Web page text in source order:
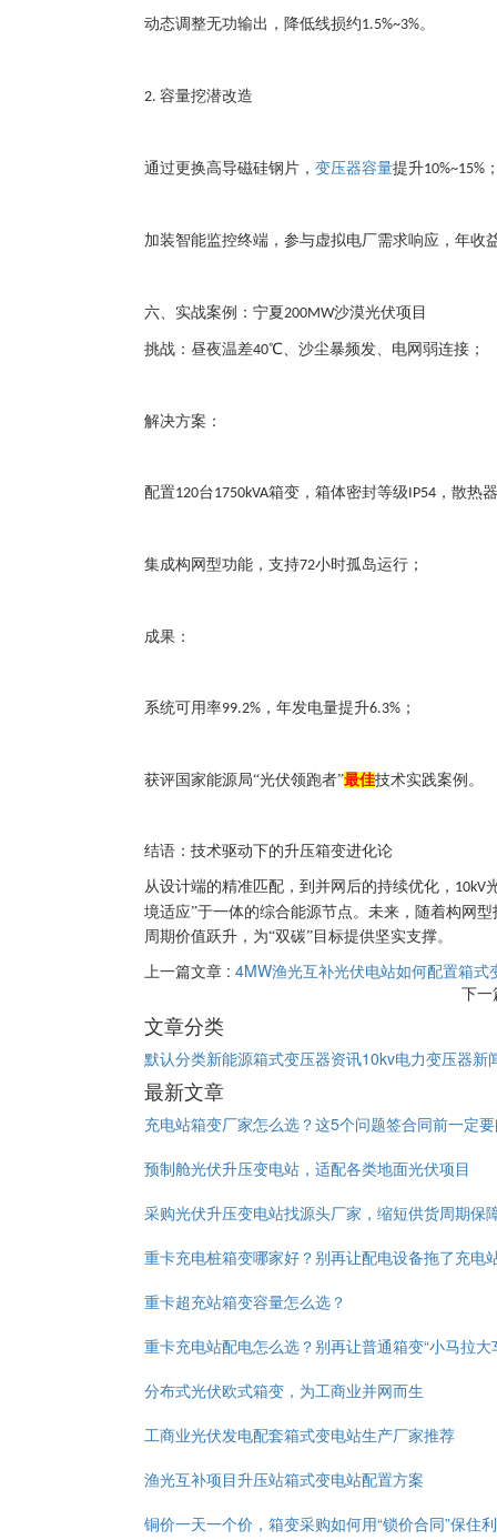
动态调整无功输出，降低线损约1.5%~3%。
2. 容量挖潜改造
通过更换高导磁硅钢片， 变压器容量提升10%~15%
加装智能监控终端，参与虚拟电厂需求响应，年收
六、实战案例：宁夏200MW沙漠光伏项目
挑战：昼夜温差40℃、沙尘暴频发、电网弱连接；
解决方案：
配置120台1750kVA箱变，箱体密封等级IP54 ，散热
集成构网型功能，支持72小时孤岛运行；
成果：
系统可用率99.2% ，年发电量提升6.3% ；
获评国家能源局“光伏领跑者”最佳技术实践案例。
结语：技术驱动下的升压箱变进化论
从设计端的精准匹配，到并网后的持续优化， 10kV
境适应”于一体的综合能源节点。未来，随着构网
周期价值跃升，为“双碳”目标提供坚实支撑。
上一篇文章 : 4MW渔光互补光伏电站如何配置箱
下
文章分类
默认分类新能源箱式变压器资讯10kv电力变压器新
最新文章
充电站箱变厂家怎么选？这5个问题签合同前一定
预制舱光伏升压变电站，适配各类地面光伏项目
采购光伏升压变电站找源头厂家，缩短供货周期保
重卡充电桩箱变哪家好？别再让配电设备拖了充电
重卡超充站箱变容量怎么选？
重卡充电站配电怎么选？别再让普通箱变“小马拉大
分布式光伏欧式箱变，为工商业并网而生
工商业光伏发电配套箱式变电站生产厂家推荐
渔光互补项目升压站箱式变电站配置方案
铜价一天一个价，箱变采购如何用“锁价合同”保住